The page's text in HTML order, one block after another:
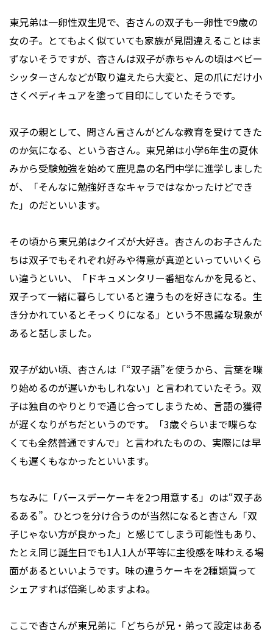
東兄弟は一卵性双生児で、杏さんの双子も一卵性で9歳の
女の子。とてもよく似ていても家族が見間違えることはま
ずないそうですが、杏さんは双子が赤ちゃんの頃はベビー
シッターさんなどが取り違えたら大変と、足の爪にだけ小
さくペディキュアを塗って目印にしていたそうです。
双子の親として、問さん言さんがどんな教育を受けてきた
のか気になる、という杏さん。東兄弟は小学6年生の夏休
みから受験勉強を始めて鹿児島の名門中学に進学しました
が、「そんなに勉強好きなキャラではなかったけどでき
た」のだといいます。
その頃から東兄弟はクイズが大好き。杏さんのお子さんた
ちは双子でもそれぞれ好みや得意が真逆といっていいくら
い違うといい、「ドキュメンタリー番組なんかを見ると、
双子って一緒に暮らしていると違うものを好きになる。生
き分かれているとそっくりになる」という不思議な現象が
あると話しました。
双子が幼い頃、杏さんは「“双子語”を使うから、言葉を喋
り始めるのが遅いかもしれない」と言われていたそう。双
子は独自のやりとりで通じ合ってしまうため、言語の獲得
が遅くなりがちだというのです。「3歳ぐらいまで喋らな
くても全然普通ですんで」と言われたものの、実際には早
くも遅くもなかったといいます。
ちなみに「バースデーケーキを2つ用意する」のは“双子あ
るある”。ひとつを分け合うのが当然になると杏さん「双
子じゃない方が良かった」と感じてしまう可能性もあり、
たとえ同じ誕生日でも1人1人が平等に主役感を味わえる場
面があるといいようです。味の違うケーキを2種類買って
シェアすれば倍楽しめますよね。
ここで杏さんが東兄弟に「どちらが兄・弟って設定はある